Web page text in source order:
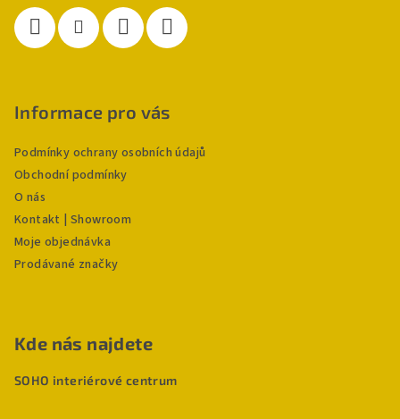
Informace pro vás
Podmínky ochrany osobních údajů
Obchodní podmínky
O nás
Kontakt | Showroom
Moje objednávka
Prodávané značky
Kde nás najdete
SOHO interiérové centrum